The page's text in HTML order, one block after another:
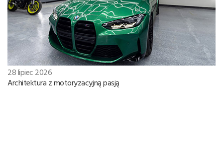
28 lipiec 2026
Architektura z motoryzacyjną pasją